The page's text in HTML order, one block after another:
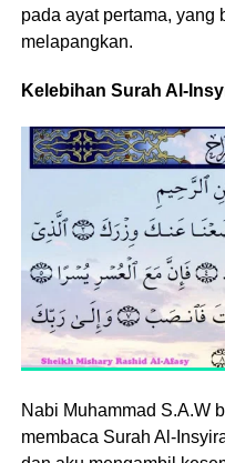
pada ayat pertama, yang
melapangkan.
Kelebihan Surah Al-
Nabi Muhammad S.A.W
membaca Surah Al-